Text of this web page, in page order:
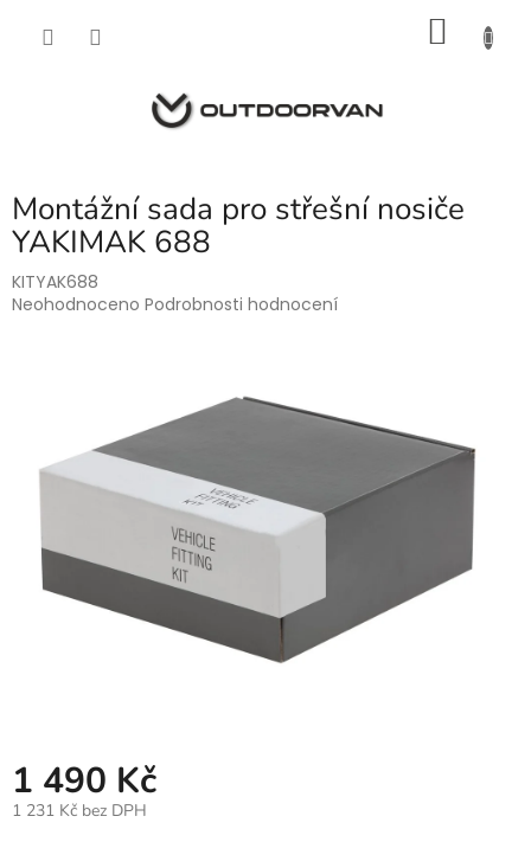
Montážní sada pro střešní nosiče
YAKIMAK 688
KITYAK688
Průměrné
hvězdiček.
Neohodnoceno Podrobnosti hodnocení
1 490 Kč
1 231 Kč bez DPH